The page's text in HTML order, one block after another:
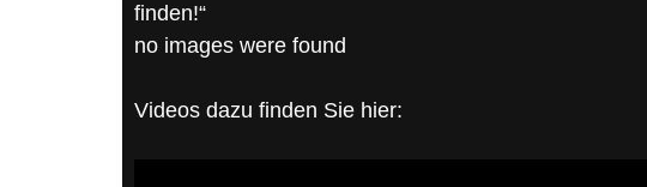
finden!“
no images were found
Videos dazu finden Sie hier: